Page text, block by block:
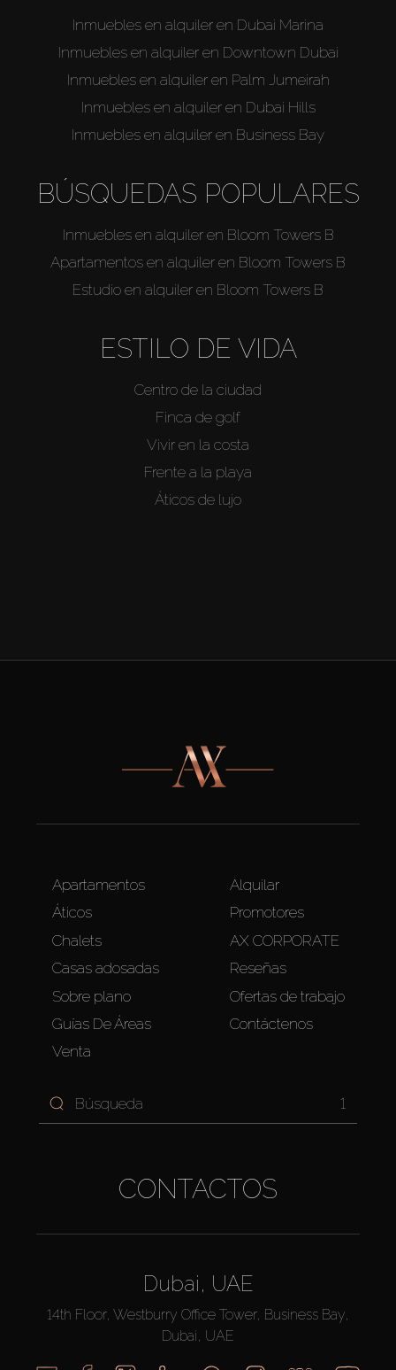
Inmuebles en alquiler en Dubai Marina
Inmuebles en alquiler en Downtown Dubai
Inmuebles en alquiler en Palm Jumeirah
Inmuebles en alquiler en Dubai Hills
Inmuebles en alquiler en Business Bay
BÚSQUEDAS POPULARES
Inmuebles en alquiler en Bloom Towers B
Apartamentos en alquiler en Bloom Towers B
Estudio en alquiler en Bloom Towers B
ESTILO DE VIDA
Centro de la ciudad
Finca de golf
Vivir en la costa
Frente a la playa
Áticos de lujo
Apartamentos
Áticos
Chalets
Casas adosadas
Sobre plano
Guías De Áreas
Venta
Alquilar
Promotores
AX CORPORATE
Reseñas
Ofertas de trabajo
Contáctenos
1
CONTACTOS
Dubai, UAE
14th Floor, Westburry Office Tower, Business Bay,
Dubai, UAE